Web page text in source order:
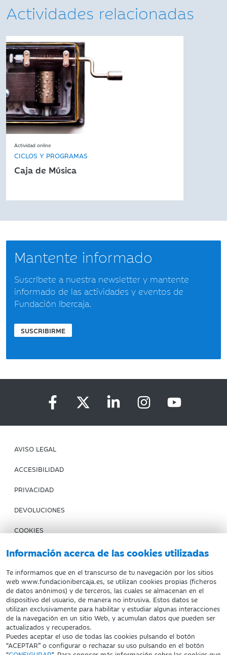
Información acerca de las cookies utilizadas
Te informamos que en el transcurso de tu navegación por los sitios
web www.fundacionibercaja.es, se utilizan cookies propias (ficheros
de datos anónimos) y de terceros, las cuales se almacenan en el
dispositivo del usuario, de manera no intrusiva. Estos datos se
utilizan exclusivamente para habilitar y estudiar algunas interacciones
de la navegación en un sitio Web, y acumulan datos que pueden ser
actualizados y recuperados.
Puedes aceptar el uso de todas las cookies pulsando el botón
“ACEPTAR” o configurar o rechazar su uso pulsando en el botón
Actividades relacionadas
Actividad online
CICLOS Y PROGRAMAS
Caja de Música
Mantente informado
Suscríbete a nuestra newsletter y mantente
informado de las actividades y eventos de
Fundación Ibercaja.
SUSCRIBIRME
AVISO LEGAL
ACCESIBILIDAD
PRIVACIDAD
DEVOLUCIONES
COOKIES
CONDICIONES DE COMPRA
IBERCAJA BANCO
Fundación Bancaria Ibercaja. C.I.F. G-50000652.
Inscrita en el Registro de Fundaciones del Mº de Educación,
Cultura y Deporte con el nº 1689.
Domicilio social: Joaquín Costa, 13. 50001 Zaragoza.